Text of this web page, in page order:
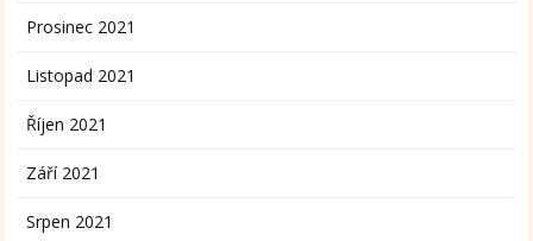
Prosinec 2021
Listopad 2021
Říjen 2021
Září 2021
Srpen 2021